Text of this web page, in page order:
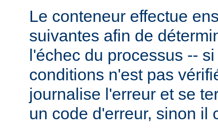
Le conteneur effectue
suivantes afin de
l'échec du processus --
conditions n'est pas
journalise l'erreur et se
un code d'erreur, sinon il